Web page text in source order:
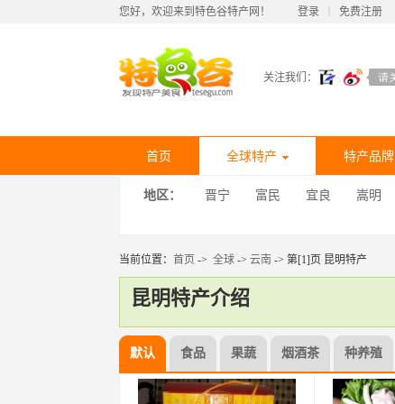
您好，欢迎来到特色谷特产网！ 登录 免费注册
关注我们：
首页 全球特产 特产品牌
地区： 晋宁 富民 宜良 嵩明
当前位置： 首页 -> 全球 -> 云南 -> 第[1]页 昆明特产
昆明特产介绍
默认 食品 果蔬 烟酒茶 种养殖